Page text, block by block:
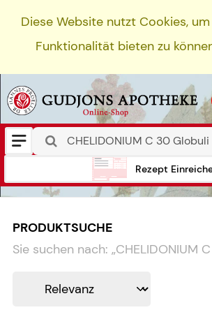
Diese Website nutzt Cookies,
Funktionalität bieten zu
Rezept
PRODUKTSUCHE
Sie suchen nach: „CHELIDONIUM